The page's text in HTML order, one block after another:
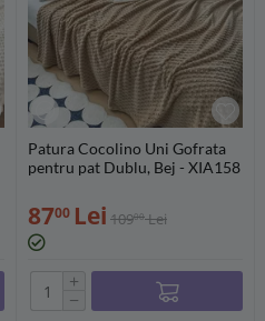
Patura Cocolino Uni Gofrata
pentru pat Dublu, Bej - XIA158
8700 Lei 10900 Lei
+
−